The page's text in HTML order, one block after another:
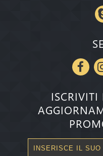
ISCRIVITI